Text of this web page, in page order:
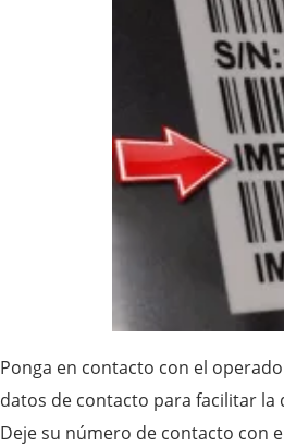
Ponga en contacto con el
datos de contacto para facilitar la
Deje su número de contacto con